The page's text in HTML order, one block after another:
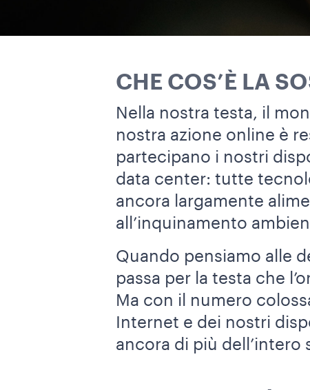
CHE COS’È LA
Nella nostra testa, il
nostra azione online è
partecipano i nostri
data center: tutte
ancora largamente
all’inquinamento
Quando pensiamo alle
passa per la testa che
Ma con il numero
Internet e dei nostri
ancora di più dell’intero